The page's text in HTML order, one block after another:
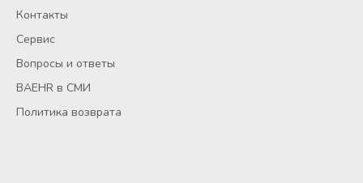
Контакты
Сервис
Вопросы и ответы
BAEHR в СМИ
Политика возврата